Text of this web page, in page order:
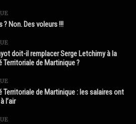
? Non. Des voleurs !!!
doit-il remplacer Serge Letchimy à la
de Martinique ?
Territoriale de Martinique : les salaires ont
l’air